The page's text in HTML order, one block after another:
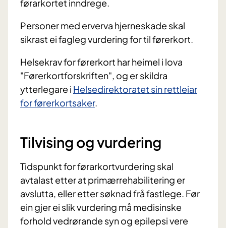
førarkortet inndrege.
Personer med erverva hjerneskade skal
sikrast ei fagleg vurdering for til førerkort.
Helsekrav for førerkort har heimel i lova
"Førerkortforskriften", og er skildra
ytterlegare i Helsedirektoratet sin rettleiar
for førerkortsaker.
Tilvising og vurdering
Tidspunkt for førarkortvurdering skal
avtalast etter at primærrehabilitering er
avslutta, eller etter søknad frå fastlege. Før
ein gjer ei slik vurdering må medisinske
forhold vedrørande syn og epilepsi vere